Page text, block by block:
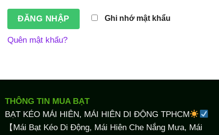
Ghi nhớ mật khẩu
Quên mật khẩu?
THÔNG TIN MUA BẠT
BẠT KÉO MÁI HIÊN, MÁI HIÊN DI ĐỘNG TPHCM
【Mái Bạt Kéo Di Động, Mái Hiên Che Nắng Mưa, Mái